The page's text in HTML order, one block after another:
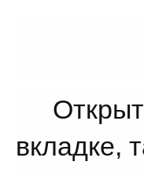
вкладке,